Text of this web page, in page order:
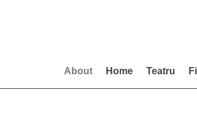
About Home Teatru